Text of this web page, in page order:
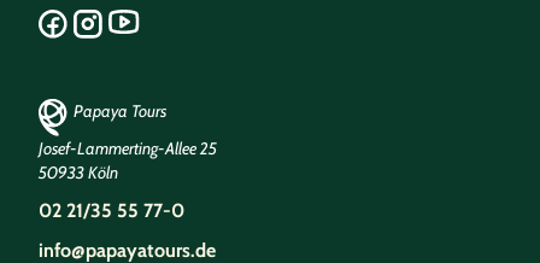
Papaya Tours
Josef-Lammerting-Allee 25
50933 Köln
02 21/35 55 77-0
info@papayatours.de